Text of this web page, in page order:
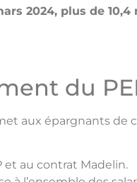
2024, plus de
du
aux épargnants
et au contrat Madelin.